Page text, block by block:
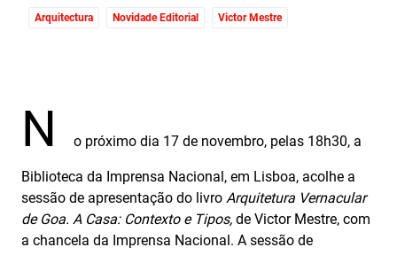
Arquitectura Novidade Editorial Victor Mestre
N o próximo dia 17 de novembro, pelas 18h30, a
Biblioteca da Imprensa Nacional, em Lisboa, acolhe a
sessão de apresentação do livro Arquitetura Vernacular
de Goa. A Casa: Contexto e Tipos, de Victor Mestre, com
a chancela da Imprensa Nacional. A sessão de